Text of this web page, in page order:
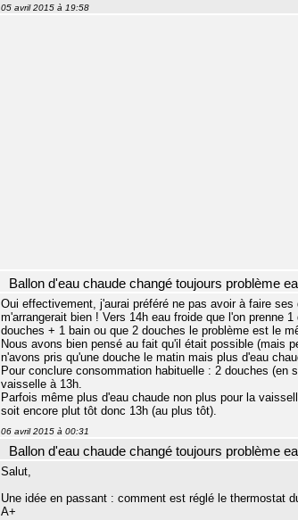
05 avril 2015 à 19:58
Ballon d'eau chaude changé toujours problème
Oui effectivement, j'aurai préféré ne pas avoir à faire
m'arrangerait bien ! Vers 14h eau froide que l'on prenne
douches + 1 bain ou que 2 douches le problème est le
Nous avons bien pensé au fait qu'il était possible (mais
n'avons pris qu'une douche le matin mais plus d'eau
Pour conclure consommation habituelle : 2 douches
vaisselle à 13h.
Parfois même plus d'eau chaude non plus pour la
soit encore plut tôt donc 13h (au plus tôt).
06 avril 2015 à 00:31
Ballon d'eau chaude changé toujours problème
Salut,
Une idée en passant : comment est réglé le thermostat
A+